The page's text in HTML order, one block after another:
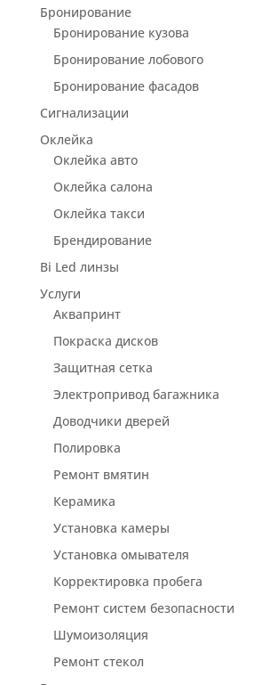
Бронирование
Бронирование кузова
Бронирование лобового
Бронирование фасадов
Сигнализации
Оклейка
Оклейка авто
Оклейка салона
Оклейка такси
Брендирование
Bi Led линзы
Услуги
Аквапринт
Покраска дисков
Защитная сетка
Электропривод багажника
Доводчики дверей
Полировка
Ремонт вмятин
Керамика
Установка камеры
Установка омывателя
Корректировка пробега
Ремонт систем безопасности
Шумоизоляция
Ремонт стекол